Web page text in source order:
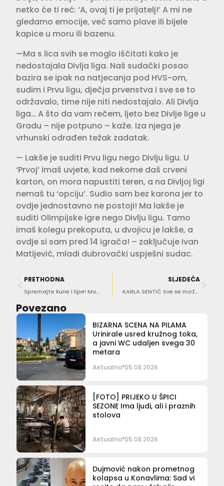
netko će ti reć: ‘A, ovaj ti je prijatelj!’ A mi ne
gledamo emocije, već samo plave ili bijele
kapice u moru ili bazenu.
—Ma s lica svih se moglo iščitati kako je
nedostajala Divlja liga. Naš sudački posao
bazira se ipak na natjecanja pod HVS-om,
sudim i Prvu ligu, dječja prvenstva i sve se to
održavalo, time nije niti nedostajalo. Ali Divlja
liga… A što da vam rečem, ljeto bez Divlje lige u
Gradu – nije potpuno – kaže. Iza njega je
vrhunski odrađen težak zadatak.
— Lakše je suditi Prvu ligu nego Divlju ligu. U
‘Prvoj’ imaš uvjete, kad nekome daš crveni
karton, on mora napustiti teren, a na Divljoj ligi
nemaš tu ‘opciju’. Sudio sam bez karona jer to
ovdje jednostavno ne postoji! Ma lakše je
suditi Olimpijske igre nego Divlju ligu. Tamo
imaš kolegu prekoputa, u dvojicu je lakše, a
ovdje si sam pred 14 igrača! – zaključuje Ivan
Matijević, mladi dubrovački uspješni sudac.
PRETHODNA
Spremajte kune i lipe! Moglo bi se isplatiti…
SLJEDEĆA
KARLA SENTIĆ Sve se može, samo treba čvrsto vjerovati. Loša dijagnoza ne znači kraj!
Povezano
BIZARNA SCENA NA PILAMA
Urinirale usred kružnog toka,
a javni WC udaljen svega 30
metara
Aktualno 05.08.2026
[FOTO] PRIJEKO U ŠPICI
SEZONE Ima ljudi, ali i praznih
stolova
Aktualno 05.08.2026
Dujmović nakon prometnog
kolapsa u Konavlima: Sad vi